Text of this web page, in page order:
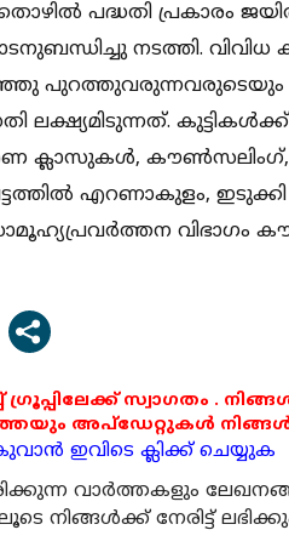
പ​​​ദ്ധ​​​തി പ്ര​​​കാ​​​രം
ന​​​ട​​​ത്തി. വി​​​വി​​​ധ
ല​​​ക്ഷ്യ​​​മി​​​ടു​​​ന്ന​​​ത്.
ക്ലാ​​​സു​​​ക​​​ൾ, കൗ​​​ണ്‍​സലിം​​​ഗ്,
എ​​​റ​​​ണാ​​​കു​​​ളം, ഇ​​​ടു​​​ക്കി
വി​​​ഭാ​​​ഗം
സ്വാഗതം .
അപ്ഡേറ്റുകൾ
ഇവിടെ ക്ലിക്ക് ചെയ്യുക
വാര്‍ത്തകളും
നിങ്ങള്‍ക്ക് നേരിട്ട്